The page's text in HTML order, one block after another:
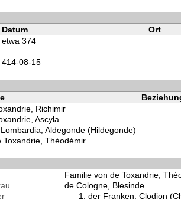
Datum Ort
etwa 374
414-08-15
Richimir
Ascyla
Aldegonde (Hildegonde)
Toxandrie, Théodémir
Familie von de Toxandrie,
de Cologne, Blesinde
der Franken, Clodion